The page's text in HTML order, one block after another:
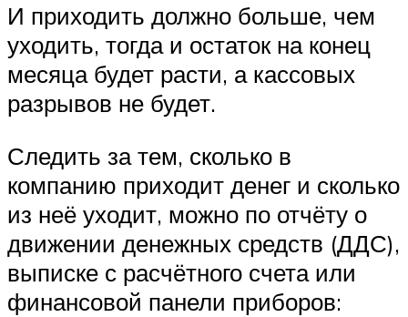
И приходить должно больше, чем
уходить, тогда и остаток на конец
месяца будет расти, а кассовых
разрывов не будет.
Следить за тем, сколько в
компанию приходит денег и сколько
из неё уходит, можно по отчёту о
движении денежных средств (ДДС),
выписке с расчётного счета или
финансовой панели приборов: